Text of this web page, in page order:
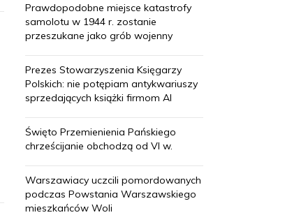
Prawdopodobne miejsce katastrofy
samolotu w 1944 r. zostanie
przeszukane jako grób wojenny
Prezes Stowarzyszenia Księgarzy
Polskich: nie potępiam antykwariuszy
sprzedających książki firmom AI
Święto Przemienienia Pańskiego
chrześcijanie obchodzą od VI w.
Warszawiacy uczcili pomordowanych
podczas Powstania Warszawskiego
mieszkańców Woli